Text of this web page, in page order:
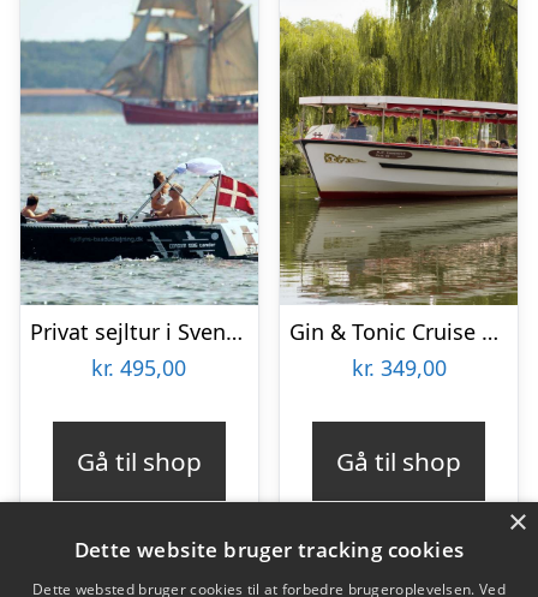
Privat sejltur i Svendborgsund med Sydfyns Bådudlejning
kr. 495,00
Gå til shop
Gin & Tonic Cruise hos Odense Aafart
kr. 349,00
Gå til shop
×
Dette website bruger tracking cookies
Dette websted bruger cookies til at forbedre brugeroplevelsen. Ved